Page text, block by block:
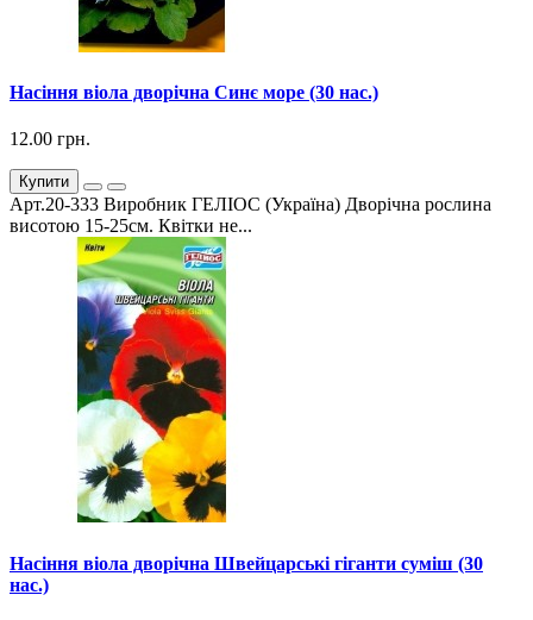
Насіння віола дворічна Синє море (30 нас.)
12.00 грн.
Купити
Арт.20-333 Виробник ГЕЛІОС (Україна) Дворічна рослина
висотою 15-25см. Квітки не...
Насіння віола дворічна Швейцарські гіганти суміш (30
нас.)